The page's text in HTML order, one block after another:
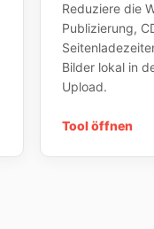
Reduziere die
Publizierung,
Bilder lokal in
Upload.
Tool öffnen